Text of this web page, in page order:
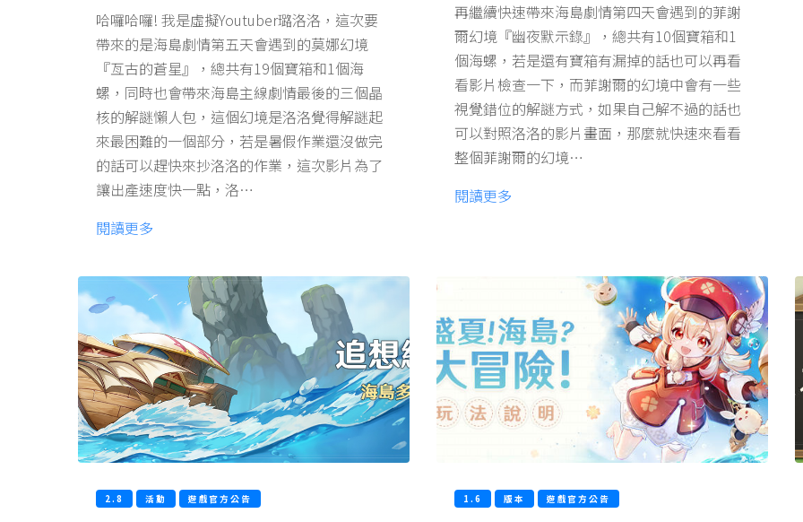
哈囉哈囉! 我是虛擬Youtuber璐洛洛，這次要
帶來的是海島劇情第五天會遇到的莫娜幻境
『亙古的蒼星』，總共有19個寶箱和1個海
螺，同時也會帶來海島主線劇情最後的三個晶
核的解謎懶人包，這個幻境是洛洛覺得解謎起
來最困難的一個部分，若是暑假作業還沒做完
的話可以趕快來抄洛洛的作業，這次影片為了
讓出產速度快一點，洛…
閱讀更多
再繼續快速帶來海島劇情第四天會遇到的菲謝
爾幻境『幽夜默示錄』，總共有10個寶箱和1
個海螺，若是還有寶箱有漏掉的話也可以再看
看影片檢查一下，而菲謝爾的幻境中會有一些
視覺錯位的解謎方式，如果自己解不過的話也
可以對照洛洛的影片畫面，那麼就快速來看看
整個菲謝爾的幻境…
閱讀更多
2.8 活動 遊戲官方公告 1.6 版本 遊戲官方公告